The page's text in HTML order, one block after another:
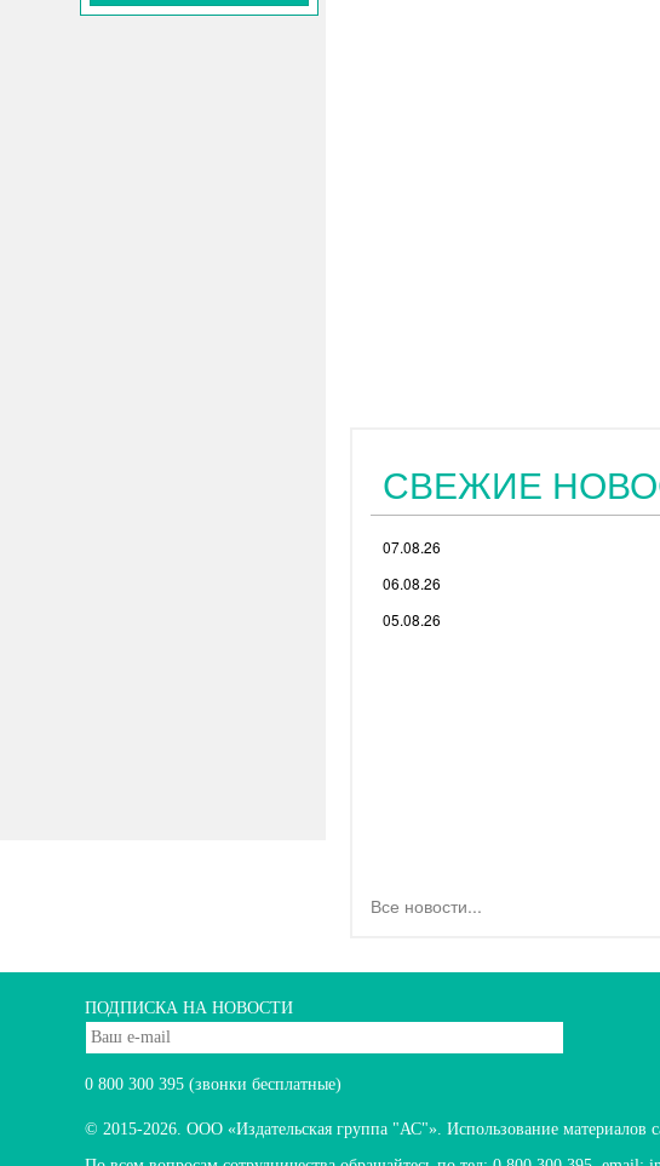
СВЕЖИЕ
07.08.26
06.08.26
05.08.26
Все новости...
ПОДПИСКА НА НОВОСТИ
0 800 300 395 (звонки бесплатные)
© 2015-2026. ООО «Издательская группа "АС"». Использование материалов